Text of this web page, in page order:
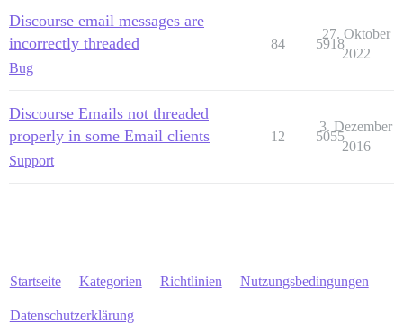
Discourse email messages are
incorrectly threaded
Bug
84 5918
27. Oktober
2022
Discourse Emails not threaded
properly in some Email clients
Support
12 5055
3. Dezember
2016
Startseite Kategorien Richtlinien Nutzungsbedingungen
Datenschutzerklärung